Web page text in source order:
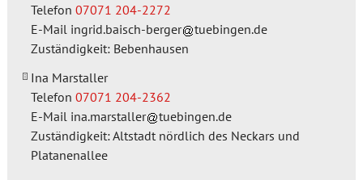
Telefon 07071 204-2272
E-Mail ingrid.baisch-berger
tuebingen.de
Zuständigkeit: Bebenhausen
Ina Marstaller
Telefon 07071 204-2362
E-Mail ina.marstaller
tuebingen.de
Zuständigkeit: Altstadt nördlich des Neckars und
Platanenallee